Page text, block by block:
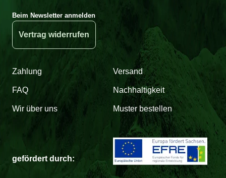
Beim Newsletter anmelden
Vertrag widerrufen
Zahlung Versand
FAQ Nachhaltigkeit
Wir über uns Muster bestellen
gefördert durch: